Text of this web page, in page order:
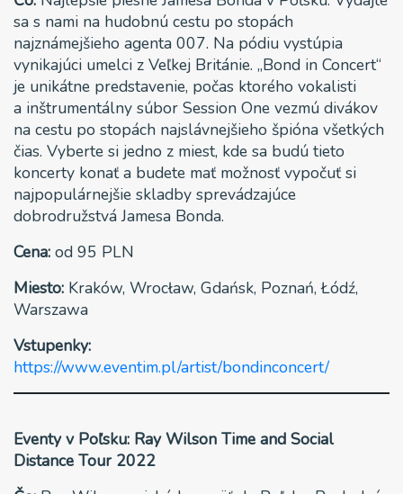
sa s nami na hudobnú cestu po stopách
najznámejšieho agenta 007. Na pódiu vystúpia
vynikajúci umelci z Veľkej Británie. „Bond in Concert“
je unikátne predstavenie, počas ktorého vokalisti
a inštrumentálny súbor Session One vezmú divákov
na cestu po stopách najslávnejšieho špióna všetkých
čias. Vyberte si jedno z miest, kde sa budú tieto
koncerty konať a budete mať možnosť vypočuť si
najpopulárnejšie skladby sprevádzajúce
dobrodružstvá Jamesa Bonda.
Cena: od 95 PLN
Miesto: Kraków, Wrocław, Gdańsk, Poznań, Łódź,
Warszawa
Vstupenky:
https://www.eventim.pl/artist/bondinconcert/
Eventy v Poľsku: Ray Wilson Time and Social
Distance Tour 2022